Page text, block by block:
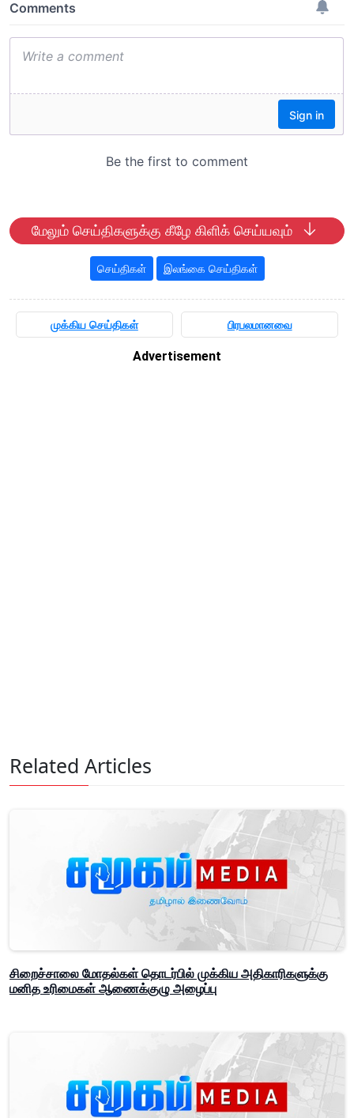
மேலும் செய்திகளுக்கு கீழே கிளிக் செய்யவும்
செய்திகள் இலங்கை செய்திகள்
முக்கிய செய்திகள் பிரபலமானவை
Advertisement
Related Articles
சிறைச்சாலை மோதல்கள் தொடர்பில் முக்கிய அதிகாரிகளுக்கு
மனித உரிமைகள் ஆணைக்குழு அழைப்பு